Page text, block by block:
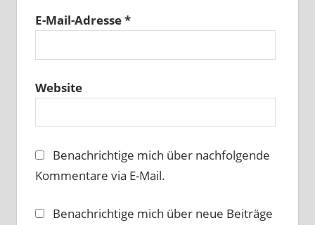
E-Mail-Adresse*
Website
Benachrichtige mich über nachfolgende
Kommentare via E-Mail.
Benachrichtige mich über neue Beiträge